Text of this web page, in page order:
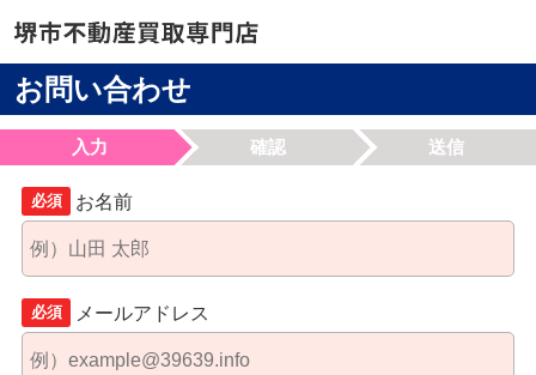
お問い合わせ
入力 確認 送信
必須 お名前
必須 メールアドレス